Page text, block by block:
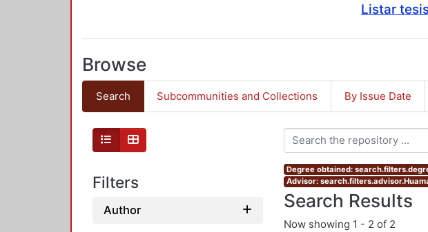
Listar
Browse
Search Subcommunities and Collections By Issue Date
Filters
Author
Degree obtained:
Advisor:
Search Results
Now showing 1 - 2 of 2